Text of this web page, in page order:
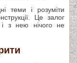
теми і розуміти
Це залог
з нею нічого не